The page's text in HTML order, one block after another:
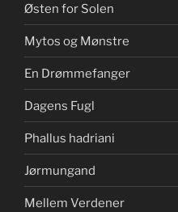
Østen for Solen
Mytos og Mønstre
En Drømmefanger
Dagens Fugl
Phallus hadriani
Jørmungand
Mellem Verdener